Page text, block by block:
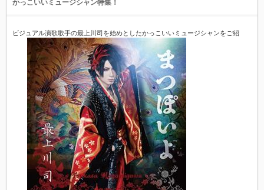
かっこいいミュージシャン特集！
ビジュアル演歌歌手の最上川司を始めとしたかっこいいミュージシャンをご紹